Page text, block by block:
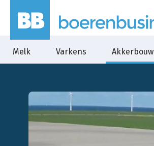
Melk Varkens Akkerbouw